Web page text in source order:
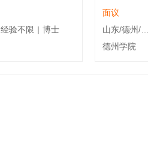
经验不限 | 博士
面议
德州学院